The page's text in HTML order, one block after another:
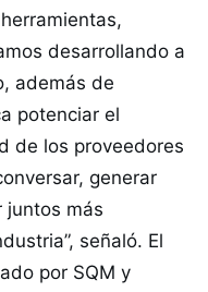
desarrollando a
además de
potenciar el
de los proveedores
generar
juntos más
señaló. El
por SQM y